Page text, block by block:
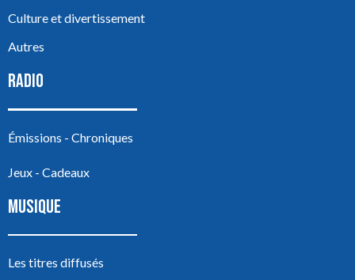
Culture et divertissement
Autres
RADIO
Émissions - Chroniques
Jeux - Cadeaux
MUSIQUE
Les titres diffusés